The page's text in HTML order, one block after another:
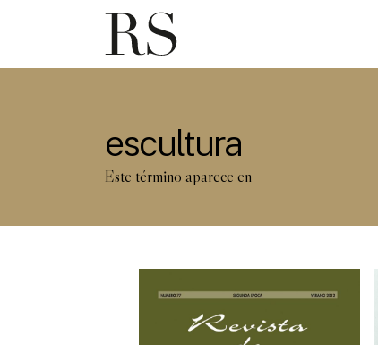
escultura
Este término aparece en